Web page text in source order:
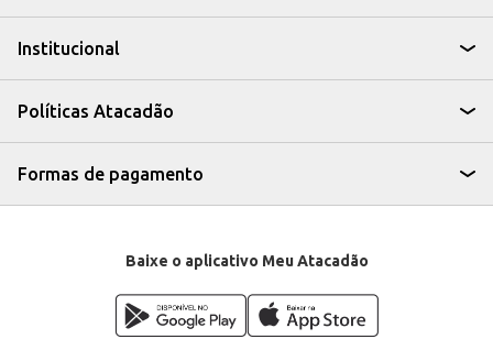
Institucional
Políticas Atacadão
Formas de pagamento
Baixe o aplicativo Meu Atacadão